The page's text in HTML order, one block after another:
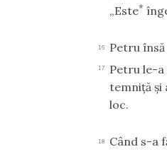
„Este*
16 Petru
17 Petru le-
temniţă şi
loc.
18 Când s-a